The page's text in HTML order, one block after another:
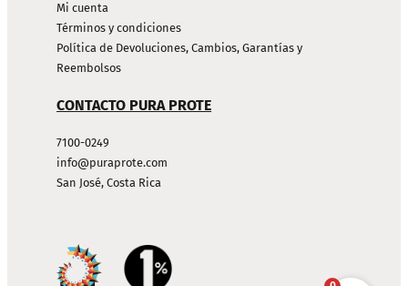
Mi cuenta
Términos y condiciones
Política de Devoluciones, Cambios, Garantías y
Reembolsos
CONTACTO PURA PROTE
7100-0249
info@puraprote.com
San José, Costa Rica